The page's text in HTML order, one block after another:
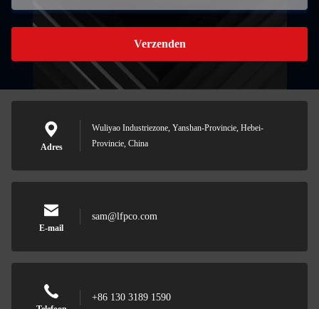
Verzenden
Adres
Wuliyao Industriezone, Yanshan-Provincie, Hebei-
Provincie, China
E-mail
sam@lfpco.com
+86 130 3189 1590